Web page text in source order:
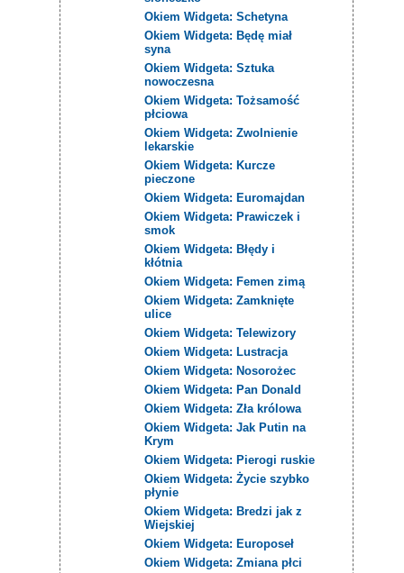
Okiem Widgeta: Schetyna
Okiem Widgeta: Będę miał
syna
Okiem Widgeta: Sztuka
nowoczesna
Okiem Widgeta: Tożsamość
płciowa
Okiem Widgeta: Zwolnienie
lekarskie
Okiem Widgeta: Kurcze
pieczone
Okiem Widgeta: Euromajdan
Okiem Widgeta: Prawiczek i
smok
Okiem Widgeta: Błędy i
kłótnia
Okiem Widgeta: Femen zimą
Okiem Widgeta: Zamknięte
ulice
Okiem Widgeta: Telewizory
Okiem Widgeta: Lustracja
Okiem Widgeta: Nosorożec
Okiem Widgeta: Pan Donald
Okiem Widgeta: Zła królowa
Okiem Widgeta: Jak Putin na
Krym
Okiem Widgeta: Pierogi ruskie
Okiem Widgeta: Życie szybko
płynie
Okiem Widgeta: Bredzi jak z
Wiejskiej
Okiem Widgeta: Europoseł
Okiem Widgeta: Zmiana płci